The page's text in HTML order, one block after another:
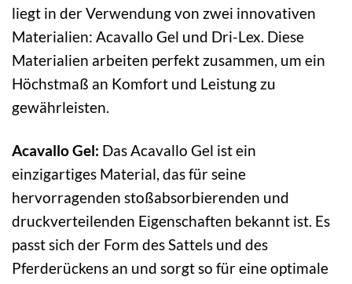
liegt in der Verwendung von zwei innovativen
Materialien: Acavallo Gel und Dri-Lex. Diese
Materialien arbeiten perfekt zusammen, um ein
Höchstmaß an Komfort und Leistung zu
gewährleisten.
Acavallo Gel: Das Acavallo Gel ist ein
einzigartiges Material, das für seine
hervorragenden stoßabsorbierenden und
druckverteilenden Eigenschaften bekannt ist. Es
passt sich der Form des Sattels und des
Pferderückens an und sorgt so für eine optimale